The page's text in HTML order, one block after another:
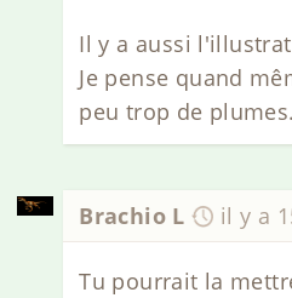
Il y a aussi
Je pense quand
peu trop de
Brachio L il y a
Tu pourrait la